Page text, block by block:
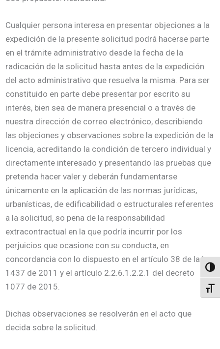
Cualquier persona interesa en presentar objeciones a la
expedición de la presente solicitud podrá hacerse parte
en el trámite administrativo desde la fecha de la
radicación de la solicitud hasta antes de la expedición
del acto administrativo que resuelva la misma. Para ser
constituido en parte debe presentar por escrito su
interés, bien sea de manera presencial o a través de
nuestra dirección de correo electrónico, describiendo
las objeciones y observaciones sobre la expedición de la
licencia, acreditando la condición de tercero individual y
directamente interesado y presentando las pruebas que
pretenda hacer valer y deberán fundamentarse
únicamente en la aplicación de las normas jurídicas,
urbanísticas, de edificabilidad o estructurales referentes
a la solicitud, so pena de la responsabilidad
extracontractual en la que podría incurrir por los
perjuicios que ocasione con su conducta, en
concordancia con lo dispuesto en el artículo 38 de la ley
1437 de 2011 y el artículo 2.2.6.1.2.2.1 del decreto
1077 de 2015.
Dichas observaciones se resolverán en el acto que
decida sobre la solicitud.